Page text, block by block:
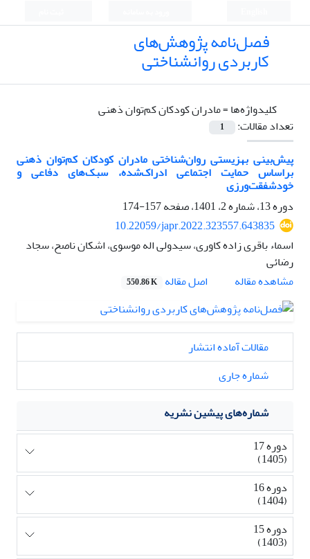
فصل‌نامه پژوهش‌های
کاربردی روانشناختی
کلیدواژه‌ها =مادران کودکان کم‌توان ‌ذهنی
تعداد مقالات:
1
پیش‌بینی بهزیستی روان‌شناختی مادران کودکان کم‌توان ‌ذهنی
براساس حمایت اجتماعی ادراک‌شده، سبک‌های دفاعی و
خودشفقت‌ورزی
دوره 13، شماره 2، 1401، صفحه
157-174
10.22059/japr.2022.323557.643835
اسماء باقری زاده کاوری، سیدولی اله موسوی، اشکان ناصح، سجاد
رضائی
مشاهده مقاله
اصل مقاله 550.86 K
مقالات آماده انتشار
شماره جاری
شماره‌های پیشین نشریه
دوره 17
(1405)
دوره 16
(1404)
دوره 15
(1403)